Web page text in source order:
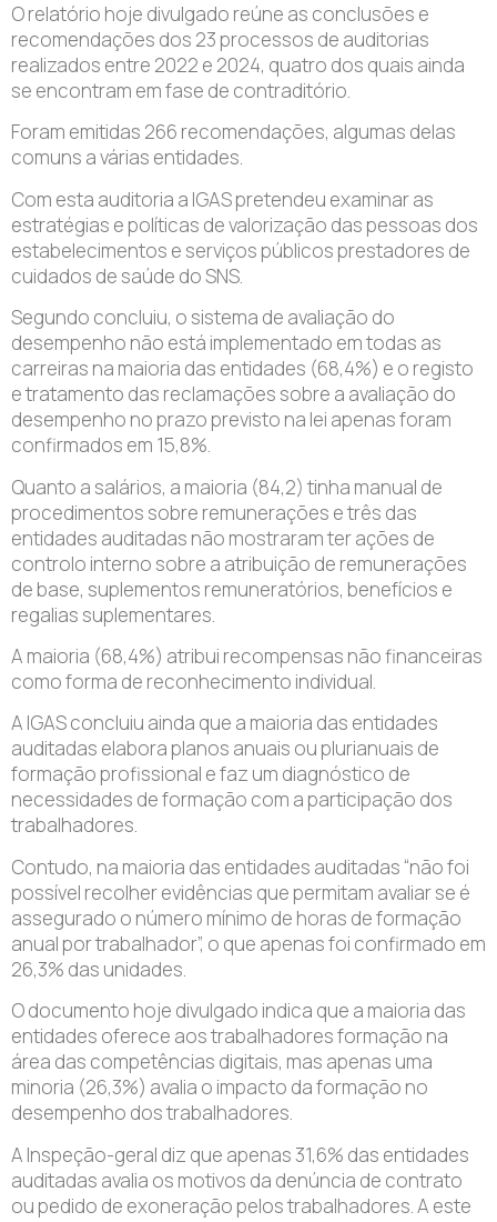
O relatório hoje divulgado reúne as conclusões e
recomendações dos 23 processos de auditorias
realizados entre 2022 e 2024, quatro dos quais ainda
se encontram em fase de contraditório.
Foram emitidas 266 recomendações, algumas delas
comuns a várias entidades.
Com esta auditoria a IGAS pretendeu examinar as
estratégias e políticas de valorização das pessoas dos
estabelecimentos e serviços públicos prestadores de
cuidados de saúde do SNS.
Segundo concluiu, o sistema de avaliação do
desempenho não está implementado em todas as
carreiras na maioria das entidades (68,4%) e o registo
e tratamento das reclamações sobre a avaliação do
desempenho no prazo previsto na lei apenas foram
confirmados em 15,8%.
Quanto a salários, a maioria (84,2) tinha manual de
procedimentos sobre remunerações e três das
entidades auditadas não mostraram ter ações de
controlo interno sobre a atribuição de remunerações
de base, suplementos remuneratórios, benefícios e
regalias suplementares.
A maioria (68,4%) atribui recompensas não financeiras
como forma de reconhecimento individual.
A IGAS concluiu ainda que a maioria das entidades
auditadas elabora planos anuais ou plurianuais de
formação profissional e faz um diagnóstico de
necessidades de formação com a participação dos
trabalhadores.
Contudo, na maioria das entidades auditadas “não foi
possível recolher evidências que permitam avaliar se é
assegurado o número mínimo de horas de formação
anual por trabalhador”, o que apenas foi confirmado em
26,3% das unidades.
O documento hoje divulgado indica que a maioria das
entidades oferece aos trabalhadores formação na
área das competências digitais, mas apenas uma
minoria (26,3%) avalia o impacto da formação no
desempenho dos trabalhadores.
A Inspeção-geral diz que apenas 31,6% das entidades
auditadas avalia os motivos da denúncia de contrato
ou pedido de exoneração pelos trabalhadores. A este